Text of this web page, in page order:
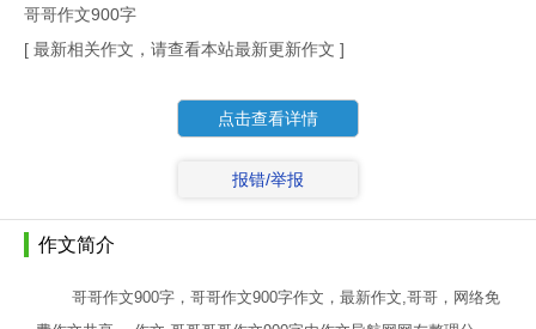
哥哥作文900字
[ 最新相关作文，请查看本站最新更新作文 ]
点击查看详情
报错/举报
作文简介
哥哥作文900字，哥哥作文900字作文，最新作文,哥哥，网络免